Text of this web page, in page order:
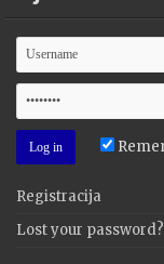
Registracija
Lost your password?